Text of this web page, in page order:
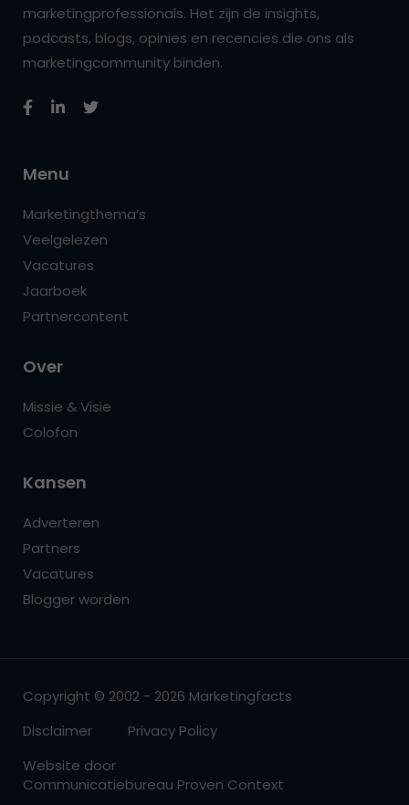
marketingprofessionals. Het zijn de insights,
podcasts, blogs, opinies en recencies die ons als
marketingcommunity binden.
Menu
Marketingthema’s
Veelgelezen
Vacatures
Jaarboek
Partnercontent
Over
Missie & Visie
Colofon
Kansen
Adverteren
Partners
Vacatures
Blogger worden
Copyright © 2002 - 2026 Marketingfacts
Disclaimer
Privacy Policy
Website door
Communicatiebureau Proven Context